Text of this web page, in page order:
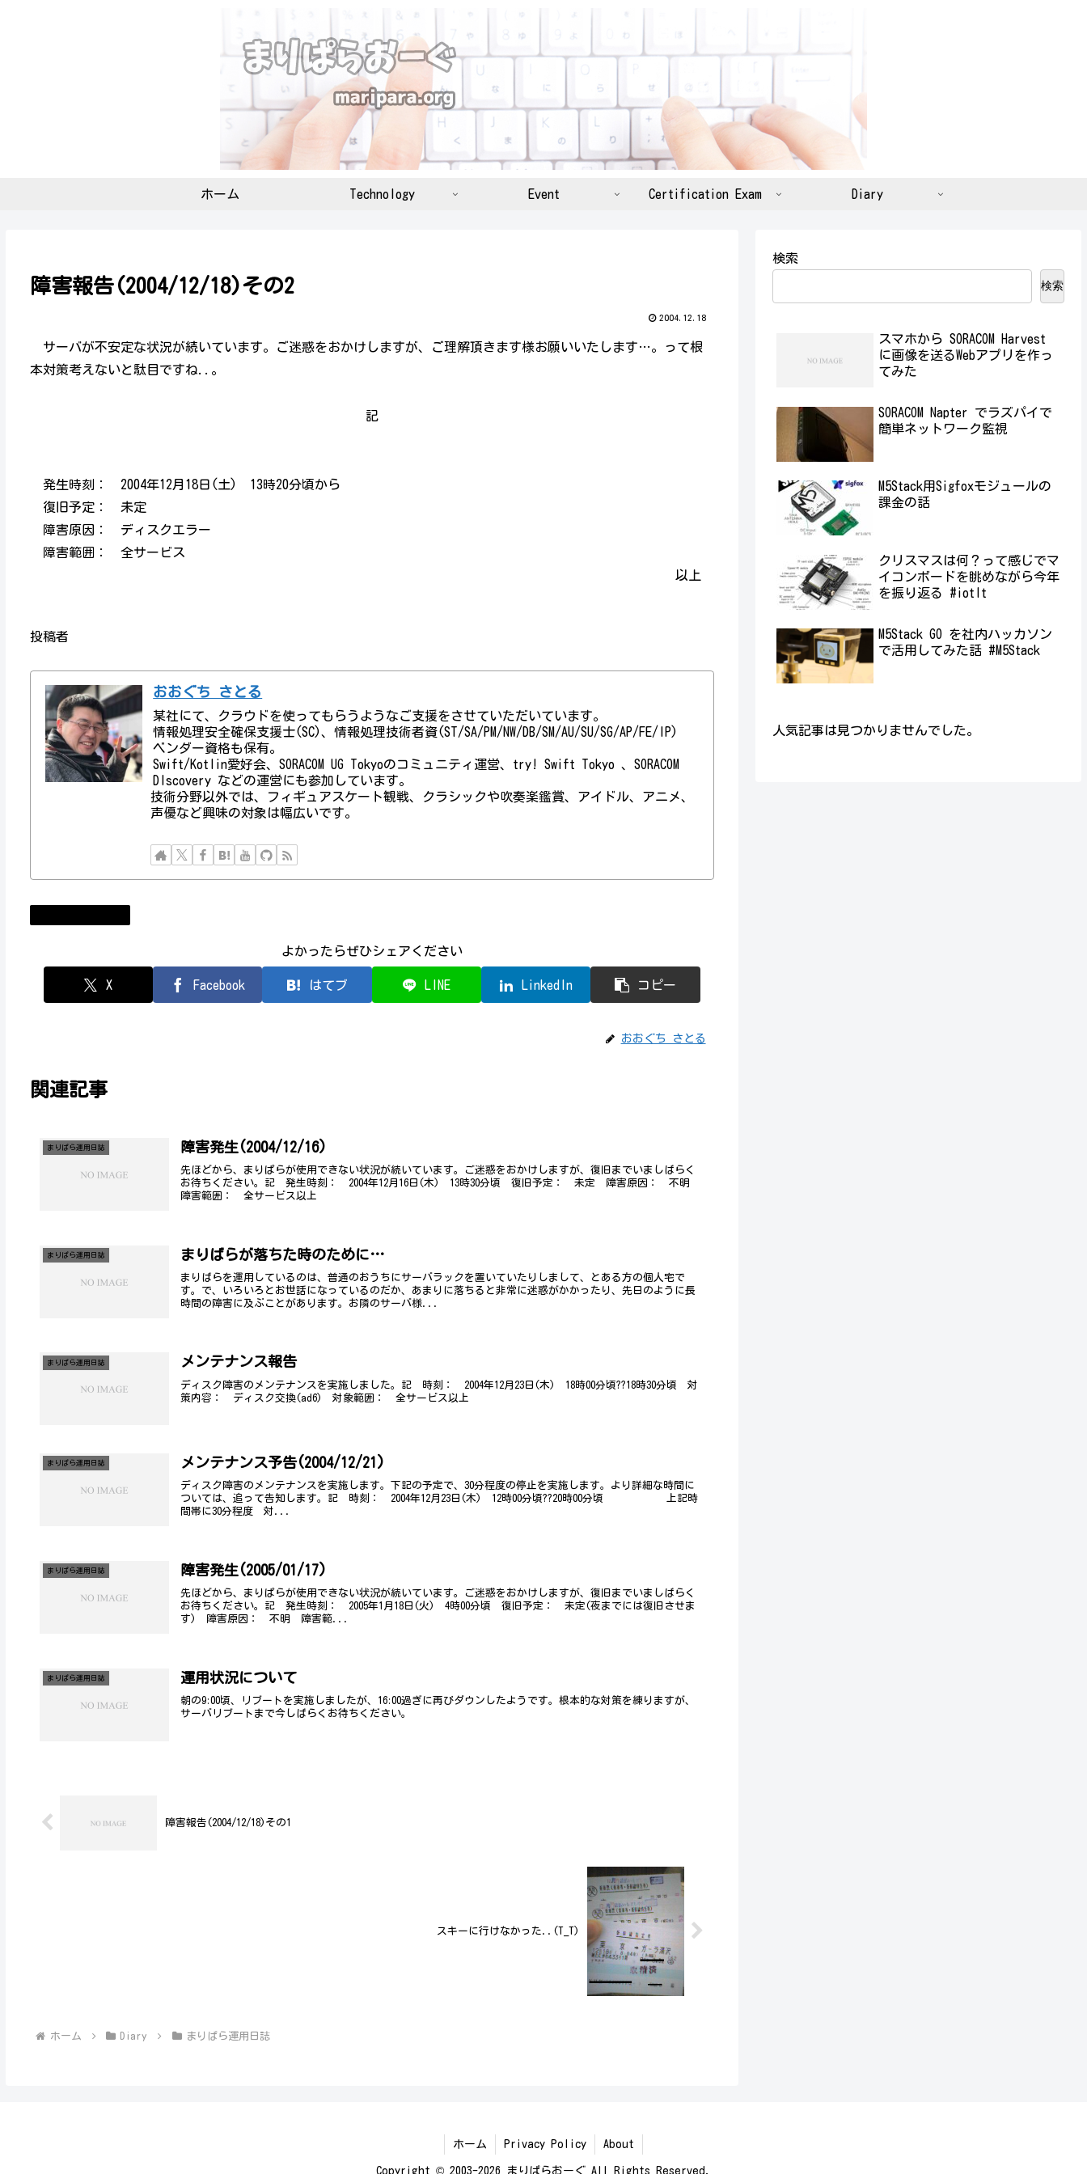
ホーム Technology Event Certification Exam Diary
障害報告(2004/12/18)その2
2004.12.18
サーバが不安定な状況が続いています。ご迷惑をおかけしますが、ご理解頂きます様お願いいたします…。って根
本対策考えないと駄目ですね..。
記
発生時刻： 2004年12月18日(土) 13時20分頃から
復旧予定： 未定
障害原因： ディスクエラー
障害範囲： 全サービス
以上
投稿者
おおぐち さとる
某社にて、クラウドを使ってもらうようなご支援をさせていただいています。
情報処理安全確保支援士(SC)、情報処理技術者資(ST/SA/PM/NW/DB/SM/AU/SU/SG/AP/FE/IP)
ベンダー資格も保有。
Swift/Kotlin愛好会、SORACOM UG Tokyoのコミュニティ運営、try! Swift Tokyo 、SORACOM
DIscovery などの運営にも参加しています。
技術分野以外では、フィギュアスケート観戦、クラシックや吹奏楽鑑賞、アイドル、アニメ、
声優など興味の対象は幅広いです。
よかったらぜひシェアください
X Facebook はてブ LINE LinkedIn コピー
おおぐち さとる
関連記事
まりぱら運用日誌 障害発生(2004/12/16)
先ほどから、まりぱらが使用できない状況が続いています。ご迷惑をおかけしますが、復旧までいましばらく
お待ちください。記 発生時刻： 2004年12月16日(木) 13時30分頃 復旧予定： 未定 障害原因： 不明
障害範囲： 全サービス以上
まりぱら運用日誌 まりばらが落ちた時のために…
まりばらを運用しているのは、普通のおうちにサーバラックを置いていたりしまして、とある方の個人宅で
す。で、いろいろとお世話になっているのだか、あまりに落ちると非常に迷惑がかかったり、先日のように長
時間の障害に及ぶことがあります。お隣のサーバ様...
まりぱら運用日誌 メンテナンス報告
ディスク障害のメンテナンスを実施しました。記 時刻： 2004年12月23日(木) 18時00分頃??18時30分頃 対
策内容： ディスク交換(ad6) 対象範囲： 全サービス以上
まりぱら運用日誌 メンテナンス予告(2004/12/21)
ディスク障害のメンテナンスを実施します。下記の予定で、30分程度の停止を実施します。より詳細な時間に
ついては、追って告知します。記 時刻： 2004年12月23日(木) 12時00分頃??20時00分頃 上記時
間帯に30分程度 対...
まりぱら運用日誌 障害発生(2005/01/17)
先ほどから、まりぱらが使用できない状況が続いています。ご迷惑をおかけしますが、復旧までいましばらく
お待ちください。記 発生時刻： 2005年1月18日(火) 4時00分頃 復旧予定： 未定(夜までには復旧させま
す) 障害原因： 不明 障害範...
まりぱら運用日誌 運用状況について
朝の9:00頃、リブートを実施しましたが、16:00過ぎに再びダウンしたようです。根本的な対策を練りますが、
サーバリブートまで今しばらくお待ちください。
障害報告(2004/12/18)その1
スキーに行けなかった..(T_T)
ホーム Diary まりぱら運用日誌
検索
検索
スマホから SORACOM Harvest
に画像を送るWebアプリを作っ
てみた
SORACOM Napter でラズパイで
簡単ネットワーク監視
M5Stack用Sigfoxモジュールの
課金の話
クリスマスは何？って感じでマ
イコンボードを眺めながら今年
を振り返る #iotlt
M5Stack GO を社内ハッカソン
で活用してみた話 #M5Stack
人気記事は見つかりませんでした。
ホーム Privacy Policy About
Copyright © 2003-2026 まりぱらおーぐ All Rights Reserved.